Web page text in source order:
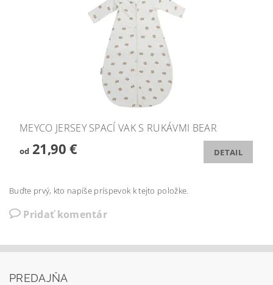
MEYCO JERSEY SPACÍ VAK S RUKÁVMI BEAR
od21,90 € DETAIL
Buďte prvý, kto napíše príspevok k tejto položke.
Pridať komentár
PREDAJŇA